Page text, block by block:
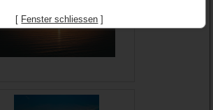
[ Fenster schliessen ]